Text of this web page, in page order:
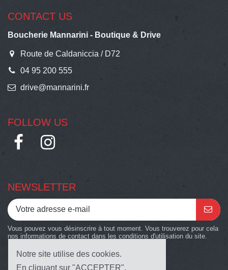
CONTACT US
Boucherie Mannarini - Boutique & Drive
Route de Caldaniccia / D72
04 95 200 555
drive@mannarini.fr
FOLLOW US
NEWSLETTER
Vous pouvez vous désinscrire à tout moment. Vous trouverez pour cela
nos informations de contact dans les conditions d'utilisation du site.
Notre site utilise des cookies.
En cliquant sur "ACCEPTER",